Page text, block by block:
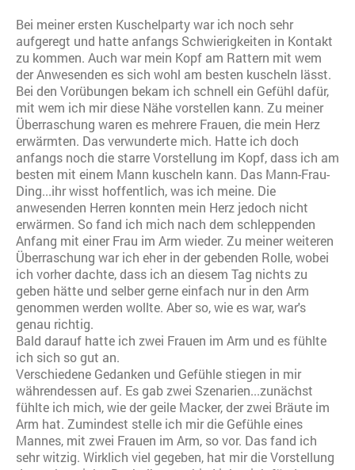
Bei meiner ersten Kuschelparty war ich noch sehr
aufgeregt und hatte anfangs Schwierigkeiten in Kontakt
zu kommen. Auch war mein Kopf am Rattern mit wem
der Anwesenden es sich wohl am besten kuscheln lässt.
Bei den Vorübungen bekam ich schnell ein Gefühl dafür,
mit wem ich mir diese Nähe vorstellen kann. Zu meiner
Überraschung waren es mehrere Frauen, die mein Herz
erwärmten. Das verwunderte mich. Hatte ich doch
anfangs noch die starre Vorstellung im Kopf, dass ich am
besten mit einem Mann kuscheln kann. Das Mann-Frau-
Ding...ihr wisst hoffentlich, was ich meine. Die
anwesenden Herren konnten mein Herz jedoch nicht
erwärmen. So fand ich mich nach dem schleppenden
Anfang mit einer Frau im Arm wieder. Zu meiner weiteren
Überraschung war ich eher in der gebenden Rolle, wobei
ich vorher dachte, dass ich an diesem Tag nichts zu
geben hätte und selber gerne einfach nur in den Arm
genommen werden wollte. Aber so, wie es war, war's
genau richtig.
Bald darauf hatte ich zwei Frauen im Arm und es fühlte
ich sich so gut an.
Verschiedene Gedanken und Gefühle stiegen in mir
währendessen auf. Es gab zwei Szenarien...zunächst
fühlte ich mich, wie der geile Macker, der zwei Bräute im
Arm hat. Zumindest stelle ich mir die Gefühle eines
Mannes, mit zwei Frauen im Arm, so vor. Das fand ich
sehr witzig. Wirklich viel gegeben, hat mir die Vorstellung